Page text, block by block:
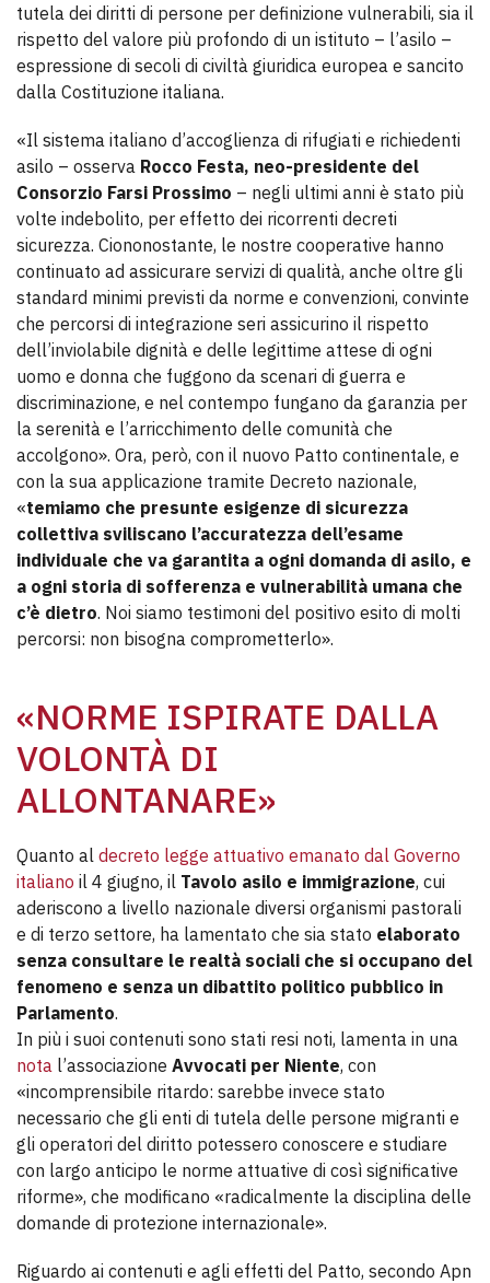
tutela dei diritti di persone per definizione vulnerabili, sia il
rispetto del valore più profondo di un istituto – l’asilo –
espressione di secoli di civiltà giuridica europea e sancito
dalla Costituzione italiana.
«Il sistema italiano d’accoglienza di rifugiati e richiedenti
asilo – osserva Rocco Festa, neo-presidente del
Consorzio Farsi Prossimo – negli ultimi anni è stato più
volte indebolito, per effetto dei ricorrenti decreti
sicurezza. Ciononostante, le nostre cooperative hanno
continuato ad assicurare servizi di qualità, anche oltre gli
standard minimi previsti da norme e convenzioni, convinte
che percorsi di integrazione seri assicurino il rispetto
dell’inviolabile dignità e delle legittime attese di ogni
uomo e donna che fuggono da scenari di guerra e
discriminazione, e nel contempo fungano da garanzia per
la serenità e l’arricchimento delle comunità che
accolgono». Ora, però, con il nuovo Patto continentale, e
con la sua applicazione tramite Decreto nazionale,
«temiamo che presunte esigenze di sicurezza
collettiva sviliscano l’accuratezza dell’esame
individuale che va garantita a ogni domanda di asilo, e
a ogni storia di sofferenza e vulnerabilità umana che
c’è dietro. Noi siamo testimoni del positivo esito di molti
percorsi: non bisogna comprometterlo».
«NORME ISPIRATE DALLA
VOLONTÀ DI
ALLONTANARE»
Quanto al decreto legge attuativo emanato dal Governo
italiano il 4 giugno, il Tavolo asilo e immigrazione, cui
aderiscono a livello nazionale diversi organismi pastorali
e di terzo settore, ha lamentato che sia stato elaborato
senza consultare le realtà sociali che si occupano del
fenomeno e senza un dibattito politico pubblico in
Parlamento.
In più i suoi contenuti sono stati resi noti, lamenta in una
nota l’associazione Avvocati per Niente, con
«incomprensibile ritardo: sarebbe invece stato
necessario che gli enti di tutela delle persone migranti e
gli operatori del diritto potessero conoscere e studiare
con largo anticipo le norme attuative di così significative
riforme», che modificano «radicalmente la disciplina delle
domande di protezione internazionale».
Riguardo ai contenuti e agli effetti del Patto, secondo Apn